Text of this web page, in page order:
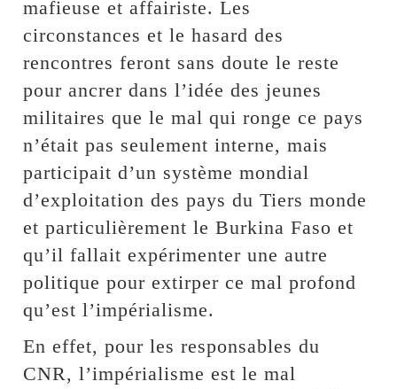
mafieuse et affairiste. Les
circonstances et le hasard des
rencontres feront sans doute le reste
pour ancrer dans l’idée des jeunes
militaires que le mal qui ronge ce pays
n’était pas seulement interne, mais
participait d’un système mondial
d’exploitation des pays du Tiers monde
et particulièrement le Burkina Faso et
qu’il fallait expérimenter une autre
politique pour extirper ce mal profond
qu’est l’impérialisme.
En effet, pour les responsables du
CNR, l’impérialisme est le mal